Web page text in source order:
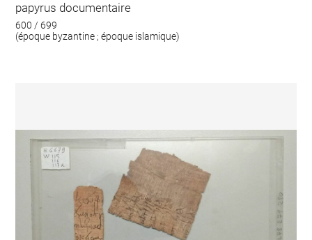
papyrus documentaire
600 / 699
(époque byzantine ; époque islamique)